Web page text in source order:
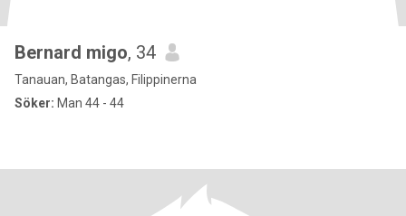
Bernard migo, 34
Tanauan, Batangas, Filippinerna
Söker: Man 44 - 44